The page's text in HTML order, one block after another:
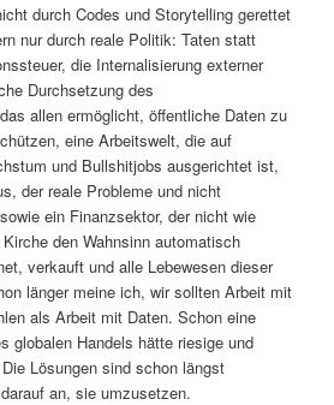
durch Codes und Storytelling gerettet
nur durch reale Politik: Taten statt
die Internalisierung externer
Durchsetzung des
allen ermöglicht, öffentliche Daten zu
eine Arbeitswelt, die auf
und Bullshitjobs ausgerichtet ist,
der reale Probleme und nicht
ein Finanzsektor, der nicht wie
den Wahnsinn automatisch
verkauft und alle Lebewesen dieser
länger meine ich, wir sollten Arbeit mit
als Arbeit mit Daten. Schon eine
globalen Handels hätte riesige und
Lösungen sind schon längst
an, sie umzusetzen.